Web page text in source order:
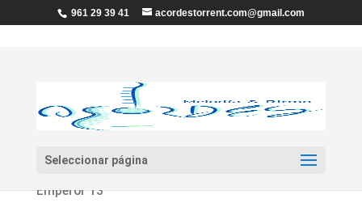
961 29 39 41 acordestorrent.com@gmail.com
Seleccionar página
Inicio/Percusión/
/ Parche «REMO»
Emperor 13″